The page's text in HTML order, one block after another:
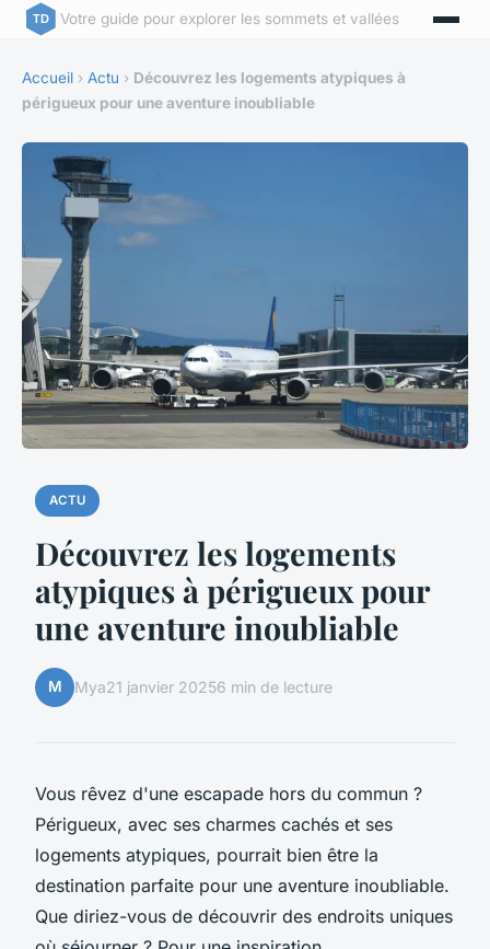
Votre guide pour explorer les sommets et vallées
Accueil › Actu › Découvrez les logements atypiques à
périgueux pour une aventure inoubliable
ACTU
Découvrez les logements
atypiques à périgueux pour
une aventure inoubliable
M Mya21 janvier 20256 min de lecture
Vous rêvez d'une escapade hors du commun ?
Périgueux, avec ses charmes cachés et ses
logements atypiques, pourrait bien être la
destination parfaite pour une aventure inoubliable.
Que diriez-vous de découvrir des endroits uniques